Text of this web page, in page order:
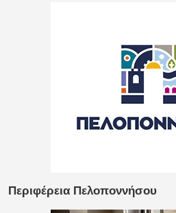
Περιφέρεια Πελοποννήσου